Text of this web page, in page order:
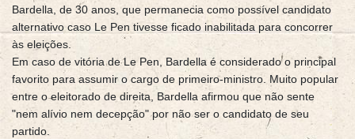
Bardella, de 30 anos, que permanecia como possível candidato
alternativo caso Le Pen tivesse ficado inabilitada para concorrer
às eleições.
Em caso de vitória de Le Pen, Bardella é considerado o principal
favorito para assumir o cargo de primeiro-ministro. Muito popular
entre o eleitorado de direita, Bardella afirmou que não sente
"nem alívio nem decepção" por não ser o candidato de seu
partido.